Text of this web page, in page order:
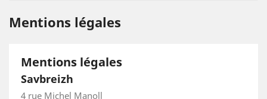
Mentions légales
Mentions légales
Savbreizh
4 rue Michel Manoll